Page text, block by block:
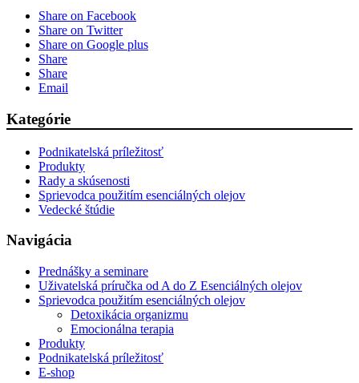
Share on Facebook
Share on Twitter
Share on Google plus
Share
Share
Email
Kategórie
Podnikatelská príležitosť
Produkty
Rady a skúsenosti
Sprievodca použitím esenciálných olejov
Vedecké štúdie
Navigácia
Prednášky a seminare
Uživatelská príručka od A do Z Esenciálných olejov
Sprievodca použitím esenciálných olejov
Detoxikácia organizmu
Emocionálna terapia
Produkty
Podnikatelská príležitosť
E-shop